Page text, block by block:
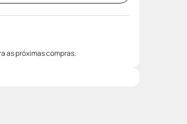
as próximas compras.